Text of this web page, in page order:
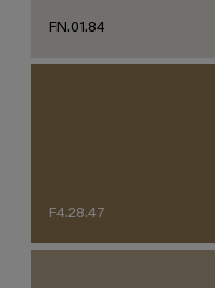
FN.01.84
F4.28.47